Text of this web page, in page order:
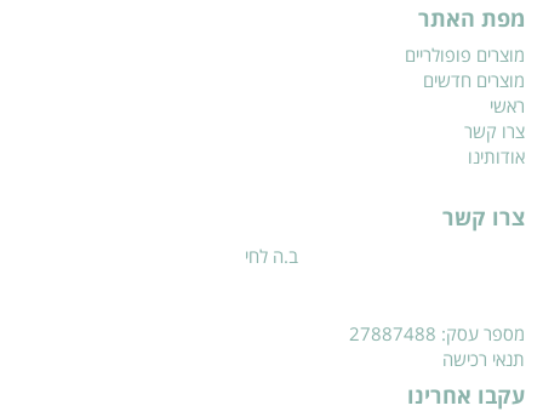
מפת האתר
מוצרים פופולריים
מוצרים חדשים
ראשי
צרו קשר
אודותינו
צרו קשר
ב.ה לחי
מספר עסק: 27887488
תנאי רכישה
עקבו אחרינו